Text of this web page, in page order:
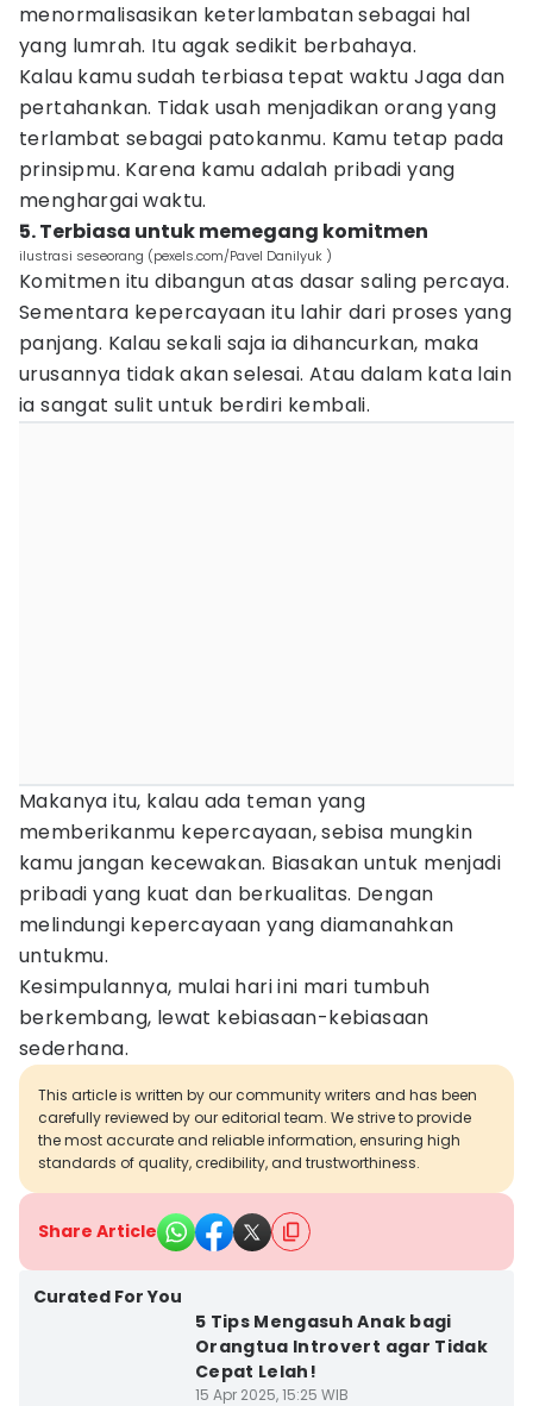
menormalisasikan keterlambatan sebagai hal
yang lumrah. Itu agak sedikit berbahaya.
Kalau kamu sudah terbiasa tepat waktu Jaga dan
pertahankan. Tidak usah menjadikan orang yang
terlambat sebagai patokanmu. Kamu tetap pada
prinsipmu. Karena kamu adalah pribadi yang
menghargai waktu.
5. Terbiasa untuk memegang komitmen
ilustrasi seseorang (pexels.com/Pavel Danilyuk )
Komitmen itu dibangun atas dasar saling percaya.
Sementara kepercayaan itu lahir dari proses yang
panjang. Kalau sekali saja ia dihancurkan, maka
urusannya tidak akan selesai. Atau dalam kata lain
ia sangat sulit untuk berdiri kembali.
Makanya itu, kalau ada teman yang
memberikanmu kepercayaan, sebisa mungkin
kamu jangan kecewakan. Biasakan untuk menjadi
pribadi yang kuat dan berkualitas. Dengan
melindungi kepercayaan yang diamanahkan
untukmu.
Kesimpulannya, mulai hari ini mari tumbuh
berkembang, lewat kebiasaan-kebiasaan
sederhana.
This article is written by our community writers and has been
carefully reviewed by our editorial team. We strive to provide
the most accurate and reliable information, ensuring high
standards of quality, credibility, and trustworthiness.
Share Article
Curated For You
5 Tips Mengasuh Anak bagi
Orangtua Introvert agar Tidak
Cepat Lelah!
15 Apr 2025, 15:25 WIB